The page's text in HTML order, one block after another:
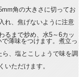
角の大きさに切ってお
れ、焦げないように注意
るまで炒め、水5～6カッ
薄味をつけます。煮立っ
、塩とこしょうで味を調
いただけます。